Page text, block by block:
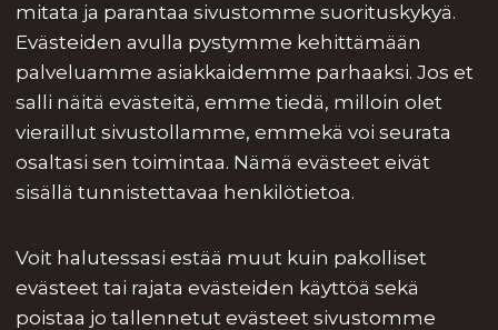
mitata ja parantaa sivustomme suorituskykyä.
Evästeiden avulla pystymme kehittämään
palveluamme asiakkaidemme parhaaksi. Jos et
salli näitä evästeitä, emme tiedä, milloin olet
vieraillut sivustollamme, emmekä voi seurata
osaltasi sen toimintaa. Nämä evästeet eivät
sisällä tunnistettavaa henkilötietoa.
Voit halutessasi estää muut kuin pakolliset
evästeet tai rajata evästeiden käyttöä sekä
poistaa jo tallennetut evästeet sivustomme